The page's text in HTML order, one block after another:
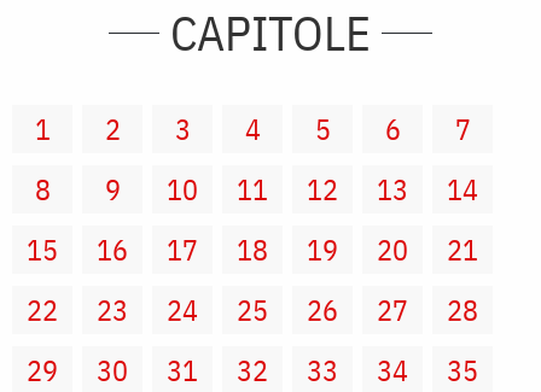
CAPITOLE
1 2 3 4 5 6
7
8
9 10 11 12 13
14
15
16 17 18 19 20
21
22
23 24 25 26 27
28
29
30 31 32 33 34
35